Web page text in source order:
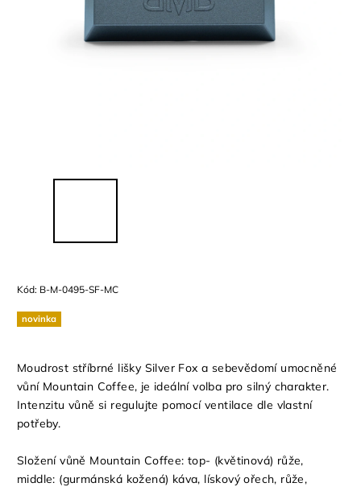
Kód: B-M-0495-SF-MC
novinka
Moudrost stříbrné lišky Silver Fox a sebevědomí umocněné
vůní Mountain Coffee, je ideální volba pro silný charakter.
Intenzitu vůně si regulujte pomocí ventilace dle vlastní
potřeby.
Složení vůně Mountain Coffee: top- (květinová) růže,
middle: (gurmánská kožená) káva, lískový ořech, růže,